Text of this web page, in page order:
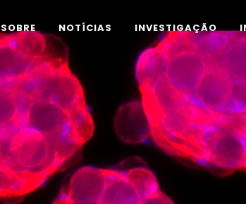
SOBRE NOTÍCIAS INVESTIGAÇÃO